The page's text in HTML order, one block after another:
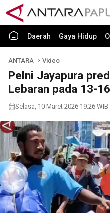
Daerah Gaya Hidup
ANTARA Video
Pelni Jayapura
Lebaran pada 13-
Selasa, 10 Maret 2026 19:26 WIB